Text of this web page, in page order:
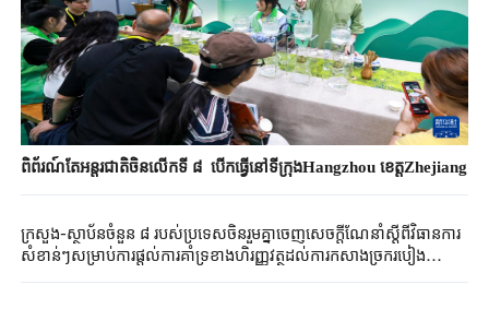
ពិព័រណ៍តែអន្តរជាតិចិនលើកទី ៨ បើកធ្វើនៅទីក្រុងHangzhou ខេត្តZhejiang
ក្រសួង-ស្ថាប័នចំនួន ៨ របស់ប្រទេសចិនរួមគ្នាចេញសេចក្តីណែនាំស្តីពីវិធានការ
សំខាន់ៗសម្រាប់ការផ្តល់ការគាំទ្រខាងហិរញ្ញវត្ថុដល់ការកសាងច្រករបៀង